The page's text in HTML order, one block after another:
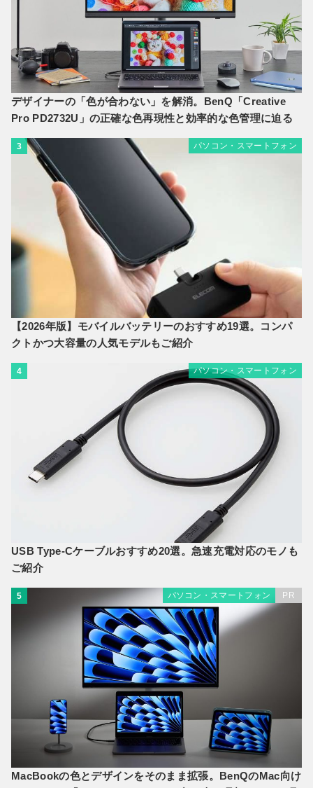
デザイナーの「色が合わない」を解消。BenQ「Creative
Pro PD2732U」の正確な色再現性と効率的な色管理に迫る
3 パソコン・スマートフォン
【2026年版】モバイルバッテリーのおすすめ19選。コンパ
クトかつ大容量の人気モデルもご紹介
4 パソコン・スマートフォン
USB Type-Cケーブルおすすめ20選。急速充電対応のモノも
ご紹介
5 パソコン・スマートフォン PR
MacBookの色とデザインをそのまま拡張。BenQのMac向け